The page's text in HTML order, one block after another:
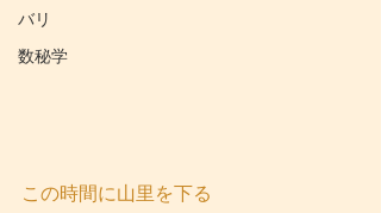
バリ
数秘学
この時間に山里を下る